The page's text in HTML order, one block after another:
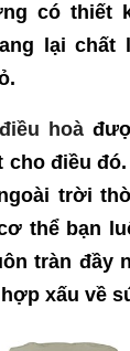
có thiết
lại chất
hoà
điều
trời
thể bạn
tràn đầy
xấu về